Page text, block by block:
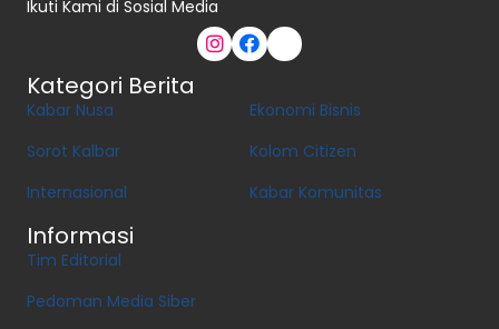
Ikuti Kami di Sosial Media
Kategori Berita
Kabar Nusa
Sorot Kalbar
Internasional
Ekonomi Bisnis
Kolom Citizen
Kabar Komunitas
Informasi
Tim Editorial
Pedoman Media Siber